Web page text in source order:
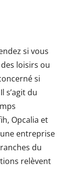
si vous
loisirs ou
si
s’agit du
Opcalia et
entreprise
du
relèvent